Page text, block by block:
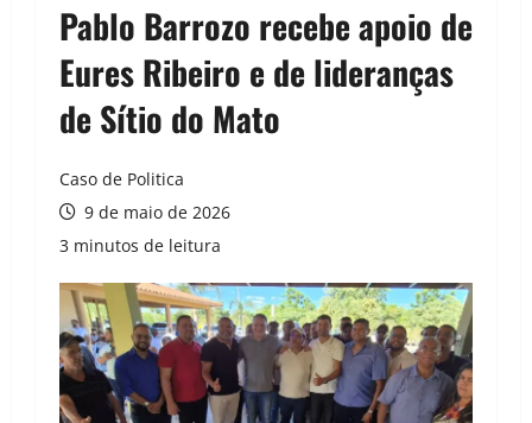
Pablo Barrozo recebe apoio de
Eures Ribeiro e de lideranças
de Sítio do Mato
Caso de Politica
9 de maio de 2026
3 minutos de leitura